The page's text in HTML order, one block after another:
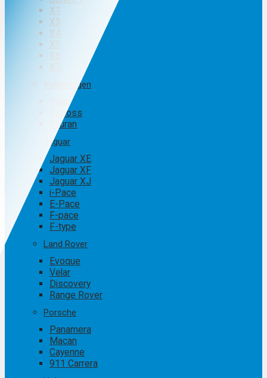
X1
X3
X4
X5
X6
X7
Volkswagen
T-Cross
Touran
Jaguar
Jaguar XE
Jaguar XF
Jaguar XJ
i-Pace
E-Pace
F-pace
F-type
Land Rover
Evoque
Velar
Discovery
Range Rover
Porsche
Panamera
Macan
Cayenne
911 Carrera